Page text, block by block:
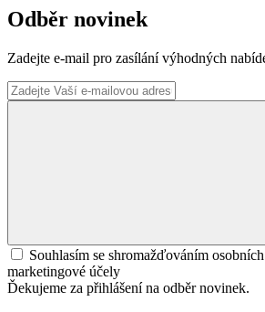
Odběr novinek
Zadejte e-mail pro zasílání výhodných
Souhlasím se shromažďováním
marketingové účely
Ďekujeme za přihlášení na odběr novinek.